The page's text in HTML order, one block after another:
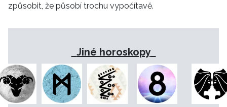
způsobit, že působí trochu vypočítavě.
Jiné horoskopy